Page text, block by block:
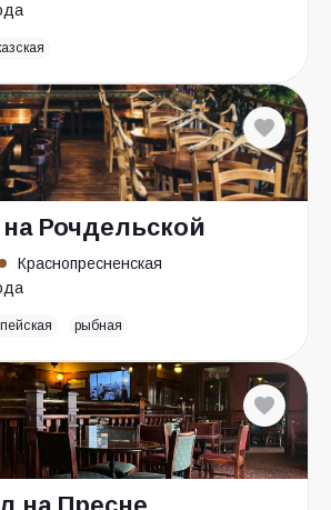
Рочдельской
Краснопресненская
рыбная